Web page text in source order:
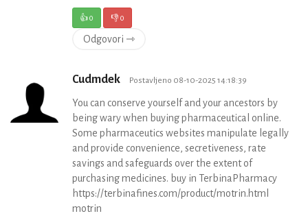
👍0 👎0
Odgovori ⇾
Cudmdek Postavljeno 08-10-2025 14:18:39
You can conserve yourself and your ancestors by
being wary when buying pharmaceutical online.
Some pharmaceutics websites manipulate legally
and provide convenience, secretiveness, rate
savings and safeguards over the extent of
purchasing medicines. buy in TerbinaPharmacy
https://terbinafines.com/product/motrin.html
motrin